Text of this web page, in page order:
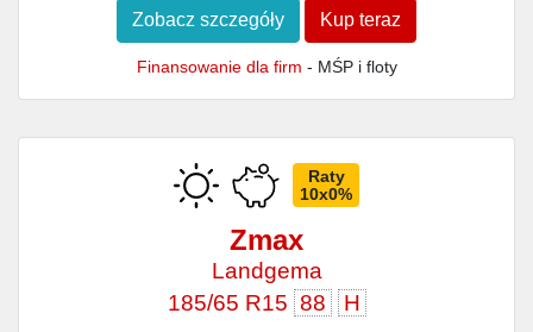
Zobacz szczegóły Kup teraz
Finansowanie dla firm - MŚP i floty
Raty
10x0%
Zmax
Landgema
185/65 R15 88 H